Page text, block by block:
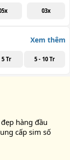
03x
Xem thêm
5 Tr 5 - 10 Tr
hàng đầu
cấp sim số